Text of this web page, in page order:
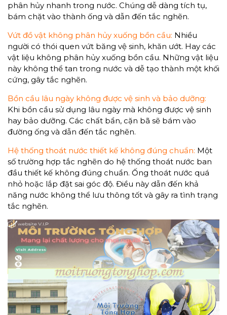
phân hủy nhanh trong nước. Chúng dễ dàng tích tụ,
bám chặt vào thành ống và dẫn đến tắc nghẽn.
Vứt đồ vật không phân hủy xuống bồn cầu: Nhiều
người có thói quen vứt băng vệ sinh, khăn ướt. Hay các
vật liệu không phân hủy xuống bồn cầu. Những vật liệu
này không thể tan trong nước và dễ tạo thành một khối
cứng, gây tắc nghẽn.
Bồn cầu lâu ngày không được vệ sinh và bảo dưỡng:
Khi bồn cầu sử dụng lâu ngày mà không được vệ sinh
hay bảo dưỡng. Các chất bẩn, cặn bã sẽ bám vào
đường ống và dẫn đến tắc nghẽn.
Hệ thống thoát nước thiết kế không đúng chuẩn: Một
số trường hợp tắc nghẽn do hệ thống thoát nước ban
đầu thiết kế không đúng chuẩn. Ống thoát nước quá
nhỏ hoặc lắp đặt sai góc độ. Điều này dẫn đến khả
năng nước không thể lưu thông tốt và gây ra tình trạng
tắc nghẽn.